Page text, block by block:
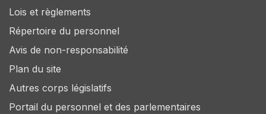
Lois et règlements
Répertoire du personnel
Avis de non-responsabilité
Plan du site
Autres corps législatifs
Portail du personnel et des parlementaires